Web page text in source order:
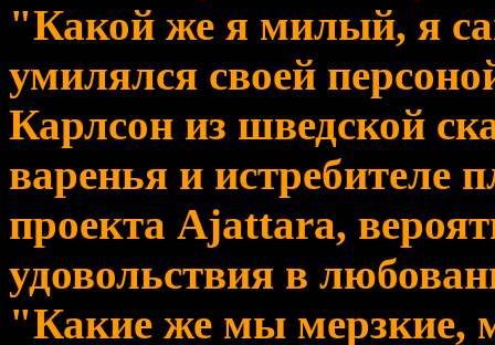
"Какой же я милый, я
умилялся своей
Карлсон из шведской
варенья и
проекта Ajattara,
удовольствия в
"Какие же мы мерзкие,